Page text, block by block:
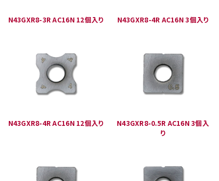
N43GXR8-3R AC16N 12個入り N43GXR8-4R AC16N 3個入り
N43GXR8-4R AC16N 12個入り
N43GXR8-0.5R AC16N 3個入
り